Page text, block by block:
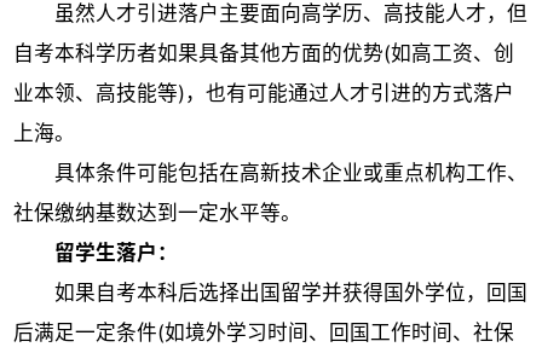
虽然人才引进落户主要面向高学历、高技能人才，但
自考本科学历者如果具备其他方面的优势(如高工资、创
业本领、高技能等)，也有可能通过人才引进的方式落户
上海。
具体条件可能包括在高新技术企业或重点机构工作、
社保缴纳基数达到一定水平等。
留学生落户：
如果自考本科后选择出国留学并获得国外学位，回国
后满足一定条件(如境外学习时间、回国工作时间、社保